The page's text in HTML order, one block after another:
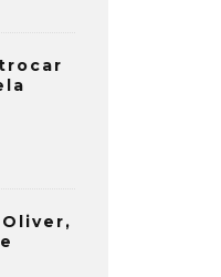
Oliver,